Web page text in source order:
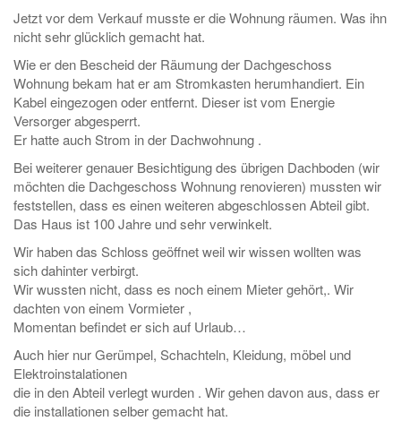
Jetzt vor dem Verkauf musste er die Wohnung räumen. Was ihn
nicht sehr glücklich gemacht hat.
Wie er den Bescheid der Räumung der Dachgeschoss
Wohnung bekam hat er am Stromkasten herumhandiert. Ein
Kabel eingezogen oder entfernt. Dieser ist vom Energie
Versorger abgesperrt.
Er hatte auch Strom in der Dachwohnung .
Bei weiterer genauer Besichtigung des übrigen Dachboden (wir
möchten die Dachgeschoss Wohnung renovieren) mussten wir
feststellen, dass es einen weiteren abgeschlossen Abteil gibt.
Das Haus ist 100 Jahre und sehr verwinkelt.
Wir haben das Schloss geöffnet weil wir wissen wollten was
sich dahinter verbirgt.
Wir wussten nicht, dass es noch einem Mieter gehört,. Wir
dachten von einem Vormieter ,
Momentan befindet er sich auf Urlaub…
Auch hier nur Gerümpel, Schachteln, Kleidung, möbel und
Elektroinstalationen
die in den Abteil verlegt wurden . Wir gehen davon aus, dass er
die installationen selber gemacht hat.